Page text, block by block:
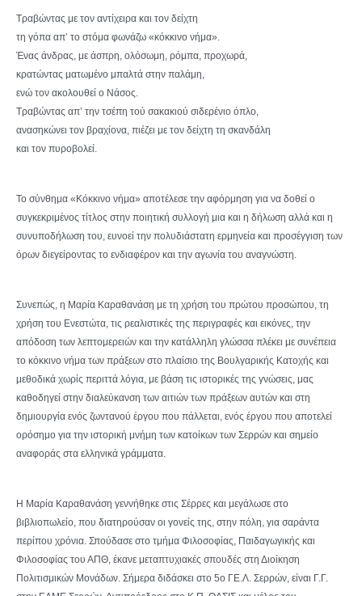
Τραβώντας με τον αντίχειρα και τον δείχτη
τη γόπα απ’ το στόμα φωνάζω «κόκκινο νήμα».
Ένας άνδρας, με άσπρη, ολόσωμη, ρόμπα, προχωρά,
κρατώντας ματωμένο μπαλτά στην παλάμη,
ενώ τον ακολουθεί ο Νάσος.
Τραβώντας απ’ την τσέπη τού σακακιού σιδερένιο όπλο,
ανασηκώνει τον βραχίονα, πιέζει με τον δείχτη τη σκανδάλη
και τον πυροβολεί.
Το σύνθημα «Κόκκινο νήμα» αποτέλεσε την αφόρμηση για να δοθεί ο
συγκεκριμένος τίτλος στην ποιητική συλλογή μια και η δήλωση αλλά και η
συνυποδήλωση του, ευνοεί την πολυδιάστατη ερμηνεία και προσέγγιση των
όρων διεγείροντας το ενδιαφέρον και την αγωνία του αναγνώστη.
Συνεπώς, η Μαρία Καραθανάση με τη χρήση του πρώτου προσώπου, τη
χρήση του Ενεστώτα, τις ρεαλιστικές της περιγραφές και εικόνες, την
απόδοση των λεπτομερειών και την κατάλληλη γλώσσα πλέκει με συνέπεια
το κόκκινο νήμα των πράξεων στο πλαίσιο της Βουλγαρικής Κατοχής και
μεθοδικά χωρίς περιττά λόγια, με βάση τις ιστορικές της γνώσεις, μας
καθοδηγεί στην διαλεύκανση των αιτιών των πράξεων αυτών και στη
δημιουργία ενός ζωντανού έργου που πάλλεται, ενός έργου που αποτελεί
ορόσημο για την ιστορική μνή­μη των κατοίκων των Σερρών και σημείο
αναφοράς στα ελληνικά γράμματα.
Η Μαρία Καραθανάση γεννήθηκε στις Σέρρες και μεγάλωσε στο
βιβλιοπωλείο, που διατηρούσαν οι γονείς της, στην πόλη, για σαράντα
περίπου χρόνια. Σπούδασε στο τμήμα Φιλοσοφίας, Παιδαγωγικής και
Φιλοσοφίας του ΑΠΘ, έκανε μεταπτυχιακές σπουδές στη Διοίκηση
Πολιτισμικών Μονάδων. Σήμερα διδάσκει στο 5ο ΓΕ.Λ. Σερρών, είναι Γ.Γ.